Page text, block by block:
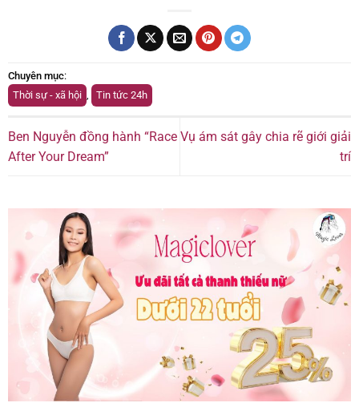
Chuyên mục:
Thời sự - xã hội , Tin tức 24h
Ben Nguyễn đồng hành “Race
After Your Dream”
Vụ ám sát gây chia rẽ giới giải
trí